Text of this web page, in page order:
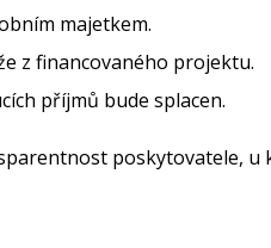
majetkem.
z financovaného projektu.
příjmů bude splacen.
poskytovatele, u